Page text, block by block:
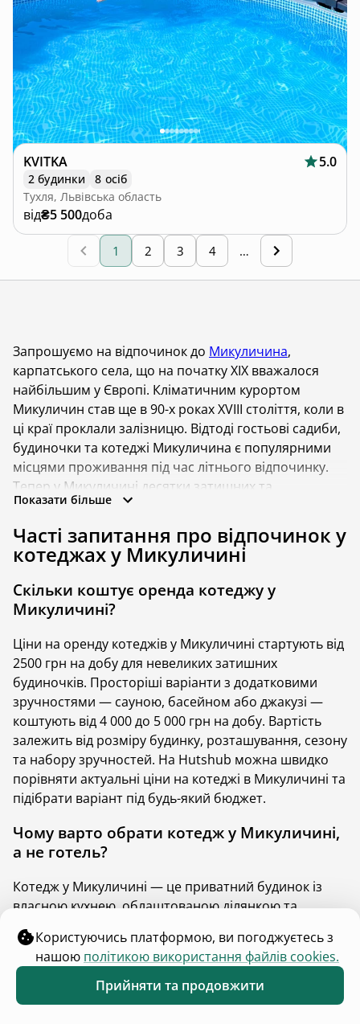
Для власників та гостей
Каталог помешкань
Правила розміщення
Розмістити помешкання
Блог
Цікаві місця
Каталог інвестицій
Для зв'язку
Чат команди підтримки
ОфертаПолітика конфіденційностіBикористання cookies
Користуючись платформою, ви погоджуєтесь з
нашою політикою використання файлів cookies.
Прийняти та продовжити
Каталог